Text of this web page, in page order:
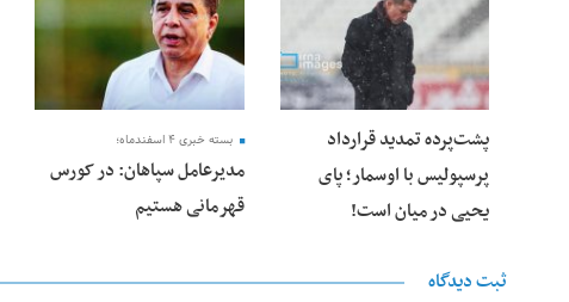
پشت‌پرده تمدید قرارداد
پرسپولیس با اوسمار؛ پای
یحیی در میان است!
بسته خبری ۴ اسفندماه؛
مدیرعامل سپاهان: در کورس
قهرمانی هستیم
ثبت دیدگاه